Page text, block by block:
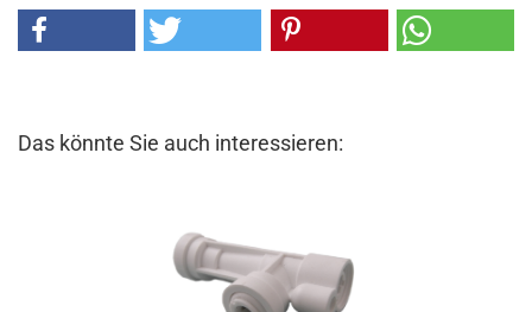
Das könnte Sie auch interessieren: